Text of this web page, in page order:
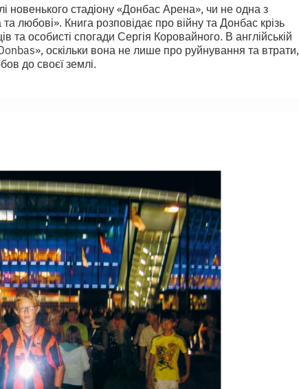
новенького стадіону «Донбас Арена», чи не одна з
любові». Книга розповідає про війну та Донбас крізь
та особисті спогади Сергія Коровайного. В англійській
оскільки вона не лише про руйнування та втрати,
до своєї землі.